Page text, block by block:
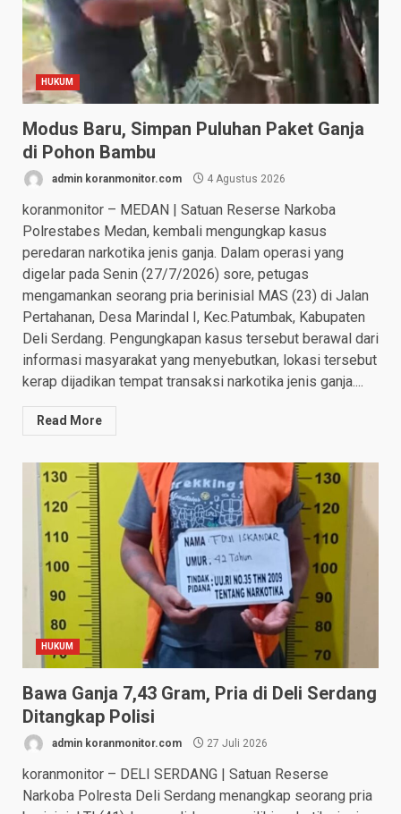
HUKUM
Modus Baru, Simpan Puluhan Paket Ganja
di Pohon Bambu
admin koranmonitor.com 4 Agustus 2026
koranmonitor – MEDAN | Satuan Reserse Narkoba
Polrestabes Medan, kembali mengungkap kasus
peredaran narkotika jenis ganja. Dalam operasi yang
digelar pada Senin (27/7/2026) sore, petugas
mengamankan seorang pria berinisial MAS (23) di Jalan
Pertahanan, Desa Marindal I, Kec.Patumbak, Kabupaten
Deli Serdang. Pengungkapan kasus tersebut berawal dari
informasi masyarakat yang menyebutkan, lokasi tersebut
kerap dijadikan tempat transaksi narkotika jenis ganja....
Read More
HUKUM
Bawa Ganja 7,43 Gram, Pria di Deli Serdang
Ditangkap Polisi
admin koranmonitor.com 27 Juli 2026
koranmonitor – DELI SERDANG | Satuan Reserse
Narkoba Polresta Deli Serdang menangkap seorang pria